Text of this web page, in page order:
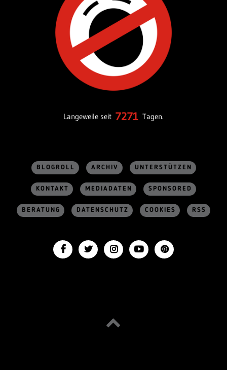
Langeweile seit 7271 Tagen.
BLOGROLL ARCHIV UNTERSTÜTZEN
KONTAKT MEDIADATEN SPONSORED
BERATUNG DATENSCHUTZ COOKIES RSS